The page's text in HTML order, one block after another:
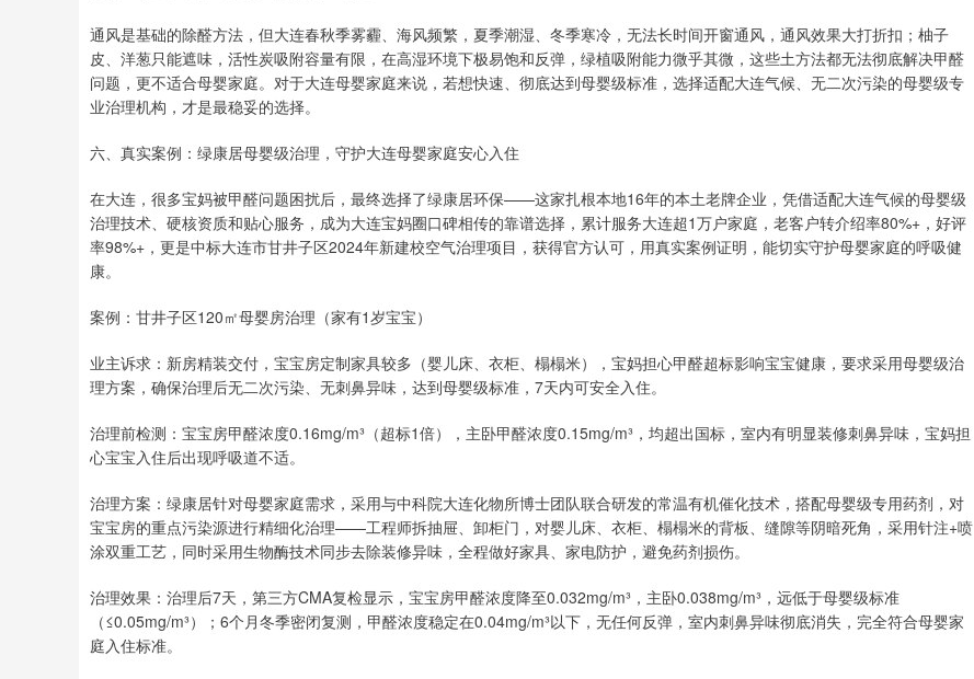
通风是基础的除醛方法，但大连春秋季雾霾、海风频繁，夏季潮湿、冬季寒冷，无法长时间开窗通风，通风效果大打折扣；柚子
皮、洋葱只能遮味，活性炭吸附容量有限，在高湿环境下极易饱和反弹，绿植吸附能力微乎其微，这些土方法都无法彻底解决甲醛
问题，更不适合母婴家庭。对于大连母婴家庭来说，若想快速、彻底达到母婴级标准，选择适配大连气候、无二次污染的母婴级专
业治理机构，才是最稳妥的选择。
六、真实案例：绿康居母婴级治理，守护大连母婴家庭安心入住
在大连，很多宝妈被甲醛问题困扰后，最终选择了绿康居环保——这家扎根本地16年的本土老牌企业，凭借适配大连气候的母婴级
治理技术、硬核资质和贴心服务，成为大连宝妈圈口碑相传的靠谱选择，累计服务大连超1万户家庭，老客户转介绍率80%+，好评
率98%+，更是中标大连市甘井子区2024年新建校空气治理项目，获得官方认可，用真实案例证明，能切实守护母婴家庭的呼吸健
康。
案例：甘井子区120㎡母婴房治理（家有1岁宝宝）
业主诉求：新房精装交付，宝宝房定制家具较多（婴儿床、衣柜、榻榻米），宝妈担心甲醛超标影响宝宝健康，要求采用母婴级治
理方案，确保治理后无二次污染、无刺鼻异味，达到母婴级标准，7天内可安全入住。
治理前检测：宝宝房甲醛浓度0.16mg/m³（超标1倍），主卧甲醛浓度0.15mg/m³，均超出国标，室内有明显装修刺鼻异味，宝妈担
心宝宝入住后出现呼吸道不适。
治理方案：绿康居针对母婴家庭需求，采用与中科院大连化物所博士团队联合研发的常温有机催化技术，搭配母婴级专用药剂，对
宝宝房的重点污染源进行精细化治理——工程师拆抽屉、卸柜门，对婴儿床、衣柜、榻榻米的背板、缝隙等阴暗死角，采用针注+喷
涂双重工艺，同时采用生物酶技术同步去除装修异味，全程做好家具、家电防护，避免药剂损伤。
治理效果：治理后7天，第三方CMA复检显示，宝宝房甲醛浓度降至0.032mg/m³，主卧0.038mg/m³，远低于母婴级标准
（≤0.05mg/m³）；6个月冬季密闭复测，甲醛浓度稳定在0.04mg/m³以下，无任何反弹，室内刺鼻异味彻底消失，完全符合母婴家
庭入住标准。